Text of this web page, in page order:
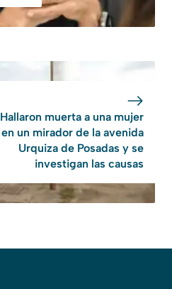
Hallaron muerta a una mujer
en un mirador de la avenida
Urquiza de Posadas y se
investigan las causas